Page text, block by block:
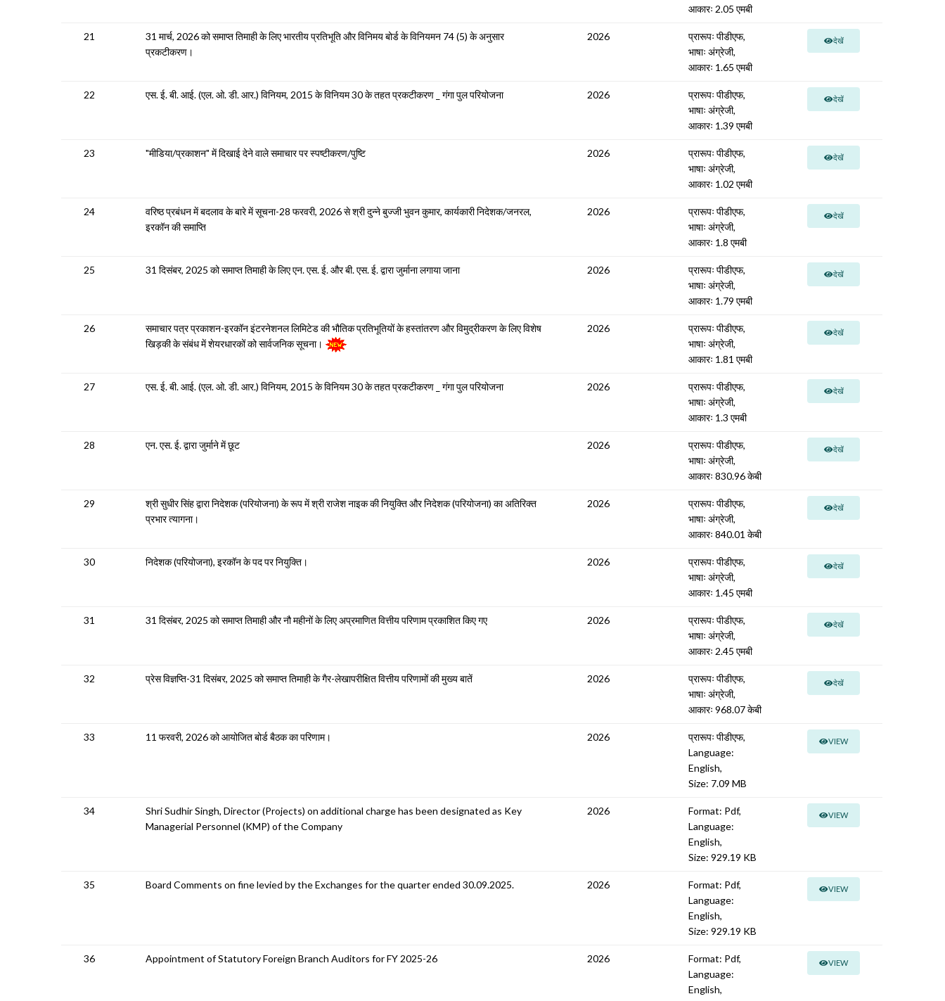
आकारः 2.05 एमबी
21
31 मार्च, 2026 को समाप्त तिमाही के लिए भारतीय प्रतिभूति और विनिमय बोर्ड के विनियमन 74 (5) के अनुसार
प्रकटीकरण।
2026
प्रारूपः पीडीएफ,
भाषाः अंग्रेजी,
आकारः 1.65 एमबी
देखें
22 एस. ई. बी. आई. (एल. ओ. डी. आर.) विनियम, 2015 के विनियम 30 के तहत प्रकटीकरण _ गंगा पुल परियोजना 2026
प्रारूपः पीडीएफ,
भाषाः अंग्रेजी,
आकारः 1.39 एमबी
देखें
23 "मीडिया/प्रकाशन" में दिखाई देने वाले समाचार पर स्पष्टीकरण/पुष्टि 2026
प्रारूपः पीडीएफ,
भाषाः अंग्रेजी,
आकारः 1.02 एमबी
देखें
24
वरिष्ठ प्रबंधन में बदलाव के बारे में सूचना-28 फरवरी, 2026 से श्री दुन्ने बुज्जी भुवन कुमार, कार्यकारी निदेशक/जनरल,
इरकॉन की समाप्ति
2026
प्रारूपः पीडीएफ,
भाषाः अंग्रेजी,
आकारः 1.8 एमबी
देखें
25 31 दिसंबर, 2025 को समाप्त तिमाही के लिए एन. एस. ई. और बी. एस. ई. द्वारा जुर्माना लगाया जाना 2026
प्रारूपः पीडीएफ,
भाषाः अंग्रेजी,
आकारः 1.79 एमबी
देखें
26
समाचार पत्र प्रकाशन-इरकॉन इंटरनेशनल लिमिटेड की भौतिक प्रतिभूतियों के हस्तांतरण और विमुद्रीकरण के लिए विशेष
खिड़की के संबंध में शेयरधारकों को सार्वजनिक सूचना।
2026
प्रारूपः पीडीएफ,
भाषाः अंग्रेजी,
आकारः 1.81 एमबी
देखें
27 एस. ई. बी. आई. (एल. ओ. डी. आर.) विनियम, 2015 के विनियम 30 के तहत प्रकटीकरण _ गंगा पुल परियोजना 2026
प्रारूपः पीडीएफ,
भाषाः अंग्रेजी,
आकारः 1.3 एमबी
देखें
28 एन. एस. ई. द्वारा जुर्माने में छूट 2026
प्रारूपः पीडीएफ,
भाषाः अंग्रेजी,
आकारः 830.96 केबी
देखें
29
श्री सुधीर सिंह द्वारा निदेशक (परियोजना) के रूप में श्री राजेश नाइक की नियुक्ति और निदेशक (परियोजना) का अतिरिक्त
प्रभार त्यागना।
2026
प्रारूपः पीडीएफ,
भाषाः अंग्रेजी,
आकारः 840.01 केबी
देखें
30 निदेशक (परियोजना), इरकॉन के पद पर नियुक्ति। 2026
प्रारूपः पीडीएफ,
भाषाः अंग्रेजी,
आकारः 1.45 एमबी
देखें
31 31 दिसंबर, 2025 को समाप्त तिमाही और नौ महीनों के लिए अप्रमाणित वित्तीय परिणाम प्रकाशित किए गए 2026
प्रारूपः पीडीएफ,
भाषाः अंग्रेजी,
आकारः 2.45 एमबी
देखें
32 प्रेस विज्ञप्ति-31 दिसंबर, 2025 को समाप्त तिमाही के गैर-लेखापरीक्षित वित्तीय परिणामों की मुख्य बातें 2026
प्रारूपः पीडीएफ,
भाषाः अंग्रेजी,
आकारः 968.07 केबी
देखें
33 11 फरवरी, 2026 को आयोजित बोर्ड बैठक का परिणाम। 2026
प्रारूपः पीडीएफ,
Language:
English,
Size: 7.09 MB
VIEW
34
Shri Sudhir Singh, Director (Projects) on additional charge has been designated as Key
Managerial Personnel (KMP) of the Company
2026
Format: Pdf,
Language:
English,
Size: 929.19 KB
VIEW
35 Board Comments on fine levied by the Exchanges for the quarter ended 30.09.2025. 2026
Format: Pdf,
Language:
English,
Size: 929.19 KB
VIEW
36 Appointment of Statutory Foreign Branch Auditors for FY 2025-26 2026
Format: Pdf,
Language:
English,
VIEW